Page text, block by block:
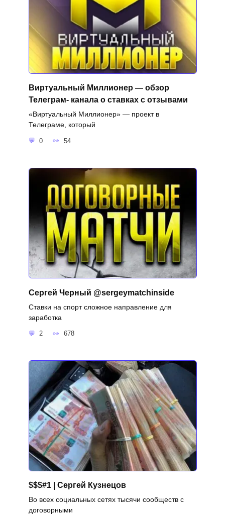
Виртуальный Миллионер — обзор
Телеграм- канала о ставках с отзывами
«Виртуальный Миллионер» — проект в
Телеграме, который
0 54
Сергей Черный @sergeymatchinside
Ставки на спорт сложное направление для
заработка
2 678
$$$#1 | Сергей Кузнецов
Во всех социальных сетях тысячи сообществ с
договорными